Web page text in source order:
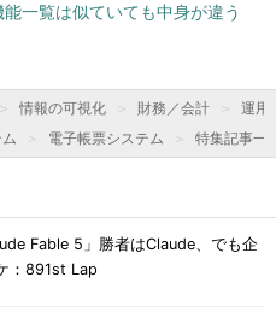
一覧は似ていても中身が違う
情報の可視化 財務／会計
運用
電子帳票システム 特集記事一
Fable 5」勝者はClaude、でも企
：891st Lap